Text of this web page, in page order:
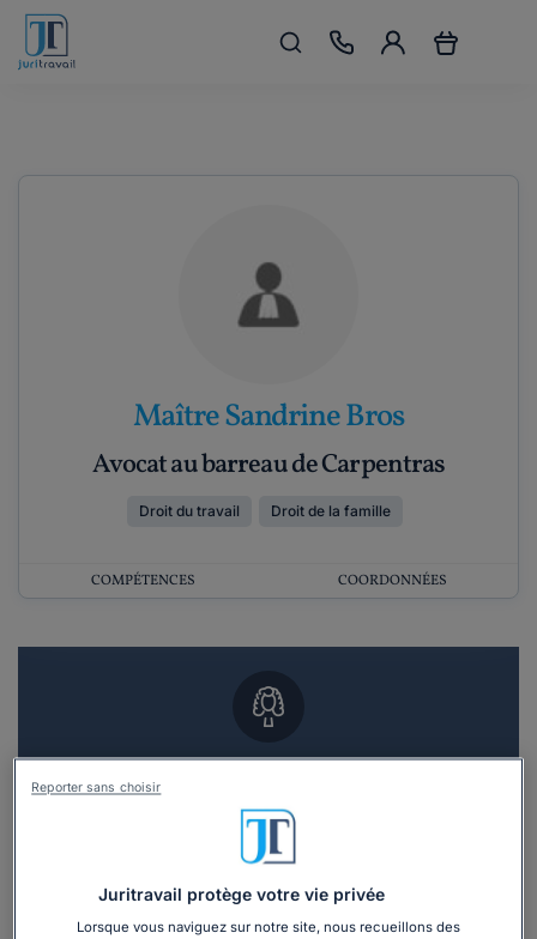
Maître Sandrine Bros
Avocat au barreau de Carpentras
Droit du travail Droit de la famille
COMPÉTENCES COORDONNÉES
Recevoir des devis d'avocats
Juritravail protège votre vie privée
Lorsque vous naviguez sur notre site, nous recueillons des
Reporter sans choisir